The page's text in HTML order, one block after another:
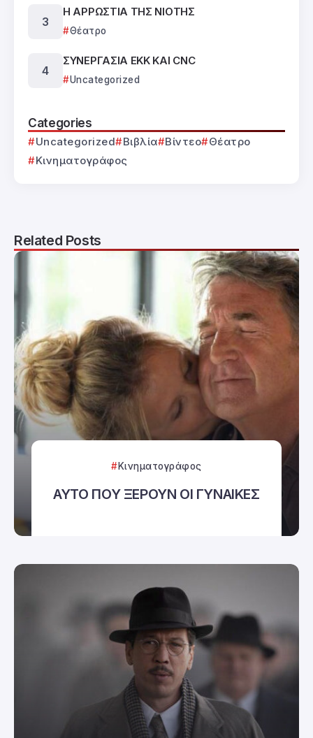
Η ΑΡΡΩΣΤΙΑ ΤΗΣ ΝΙΟΤΗΣ
Θέατρο
ΣΥΝΕΡΓΑΣΙΑ ΕΚΚ ΚΑΙ CNC
Uncategorized
Categories
Uncategorized Βιβλία Βίντεο
Θέατρο
Κινηματογράφος
Related Posts
Κινηματογράφος
ΑΥΤΟ ΠΟΥ ΞΕΡΟΥΝ ΟΙ ΓΥΝΑΙΚΕΣ